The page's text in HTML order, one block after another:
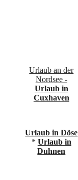
Urlaub an der
Nordsee -
Urlaub in
Cuxhaven
Urlaub in Döse
* Urlaub in
Duhnen